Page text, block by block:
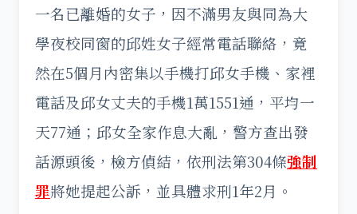
一名已離婚的女子，因不滿男友與同為大
學夜校同窗的邱姓女子經常電話聯絡，竟
然在5個月內密集以手機打邱女手機、家裡
電話及邱女丈夫的手機1萬1551通，平均一
天77通；邱女全家作息大亂，警方查出發
話源頭後，檢方偵結，依刑法第304條強制
罪將她提起公訴，並具體求刑1年2月。